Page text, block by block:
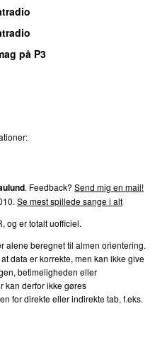
på P3
. Feedback? Send mig en mail!
Se mest spillede sange i alt
og er totalt uofficiel.
alene beregnet til almen orientering.
data er korrekte, men kan ikke give
betimeligheden eller
kan derfor ikke gøres
for direkte eller indirekte tab, f.eks.